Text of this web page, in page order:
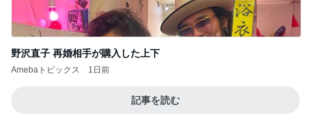
野沢直子 再婚相手が購入した上下
Amebaトピックス 1日前
記事を読む